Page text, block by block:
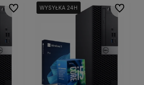
Do ulubionychWYSYŁKA 24H
WYSYŁKA 24H
WYSYŁKA 24H Do